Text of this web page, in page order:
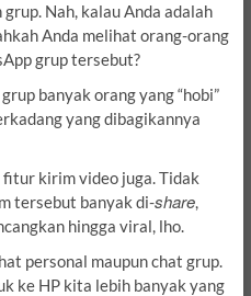
Nah, kalau Anda adalah
Anda melihat orang-orang
grup tersebut?
banyak orang yang “hobi”
yang dibagikannya
kirim video juga. Tidak
tersebut banyak di-share,
hingga viral, lho.
personal maupun chat grup.
ke HP kita lebih banyak yang